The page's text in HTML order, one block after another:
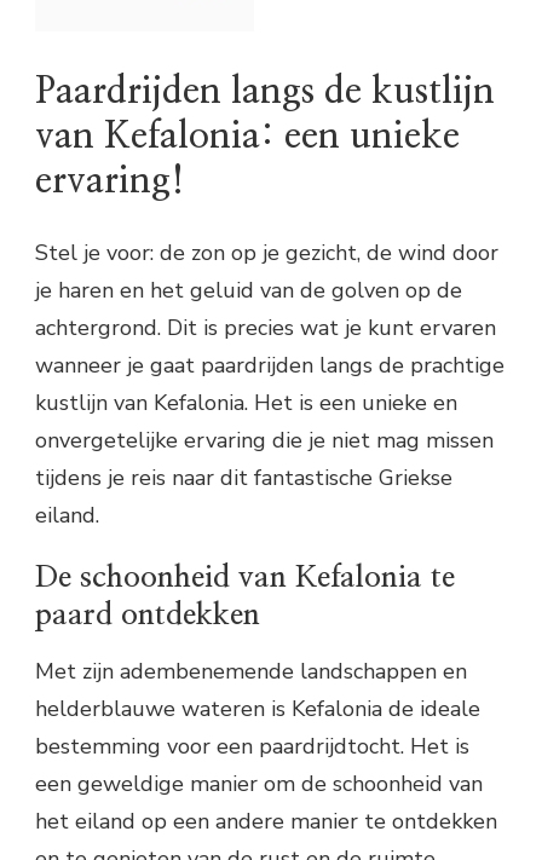
Paardrijden langs de kustlijn
van Kefalonia: een unieke
ervaring!
Stel je voor: de zon op je gezicht, de wind door
je haren en het geluid van de golven op de
achtergrond. Dit is precies wat je kunt ervaren
wanneer je gaat paardrijden langs de prachtige
kustlijn van Kefalonia. Het is een unieke en
onvergetelijke ervaring die je niet mag missen
tijdens je reis naar dit fantastische Griekse
eiland.
De schoonheid van Kefalonia te
paard ontdekken
Met zijn adembenemende landschappen en
helderblauwe wateren is Kefalonia de ideale
bestemming voor een paardrijdtocht. Het is
een geweldige manier om de schoonheid van
het eiland op een andere manier te ontdekken